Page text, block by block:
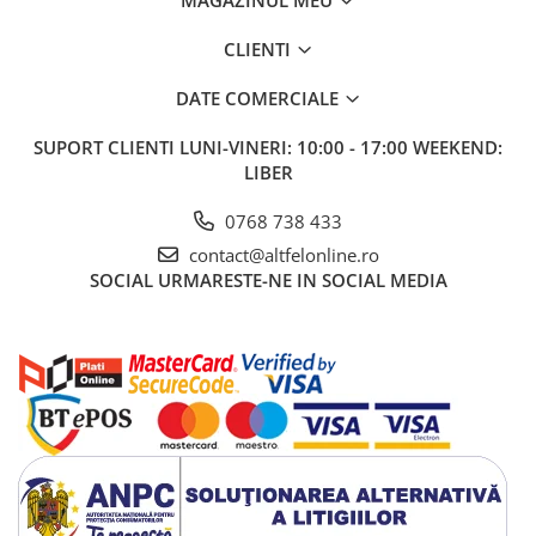
Ingrijirea Parului
Sampon pentru Barbati
Vopsea de Par
Ingrijirea Picioarelor
Ingrijirea Tenului
Creme de Fata
Demachiere
Manichiura si Pedichiura
CLIENTI
DATE COMERCIALE
SUPORT CLIENTI LUNI-VINERI: 10:00 - 17:00 WEEKEND:
LIBER
0768 738 433
contact@altfelonline.ro
SOCIAL URMARESTE-NE IN SOCIAL MEDIA